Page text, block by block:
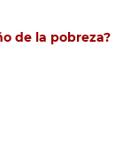
de la pobreza?